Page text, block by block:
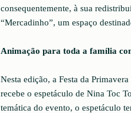
consequentemente, à sua
“Mercadinho”, um espaço
Animação para toda a família
Nesta edição, a Festa da
recebe o espetáculo de Nina Toc
temática do evento, o espetáculo